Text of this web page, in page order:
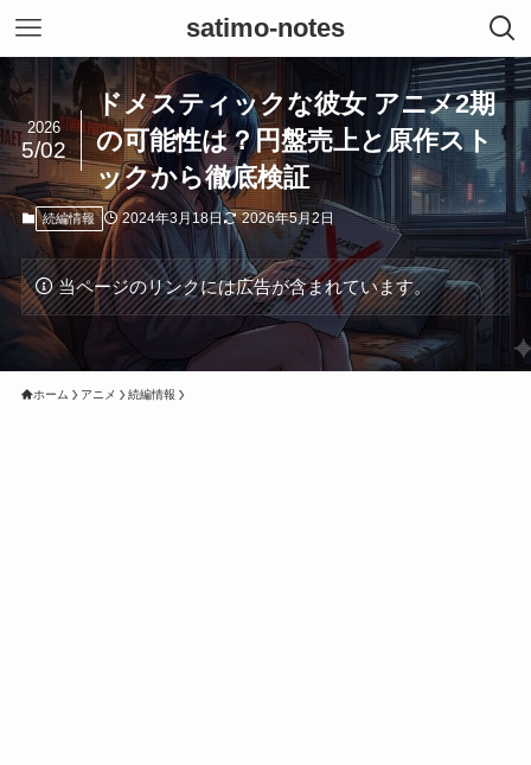
satimo-notes
ドメスティックな彼女 アニメ2期
の可能性は？円盤売上と原作スト
ックから徹底検証
2026
5/02
続編情報 2024年3月18日 2026年5月2日
当ページのリンクには広告が含まれています。
ホーム アニメ 続編情報